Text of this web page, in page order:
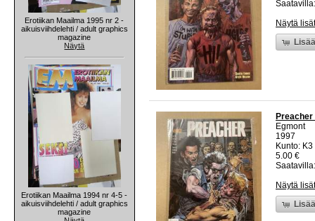
Erotiikan Maailma 1995 nr 2 -
aikuisviihdelehti / adult graphics
magazine
Näytä
Erotiikan Maailma 1994 nr 4-5 -
aikuisviihdelehti / adult graphics
magazine
Näytä
Egmont
1997
Kunto:
5.00 €
Näytä